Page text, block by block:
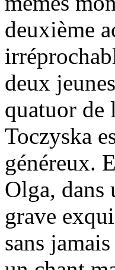
deuxième
deux
quatuor
Toczyska
généreux.
Olga, dans
grave
sans